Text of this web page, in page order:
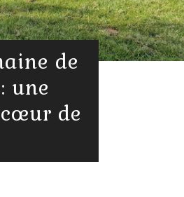
de
une
de